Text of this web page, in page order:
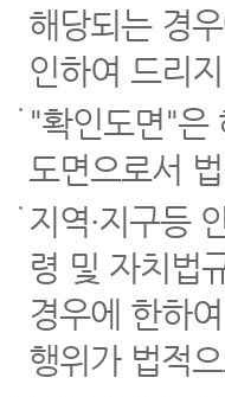
해당되는 경
인하여 드리
"확인도면"은
도면으로서
지역·지구등
령 및 자치법
경우에 한하
행위가 법적